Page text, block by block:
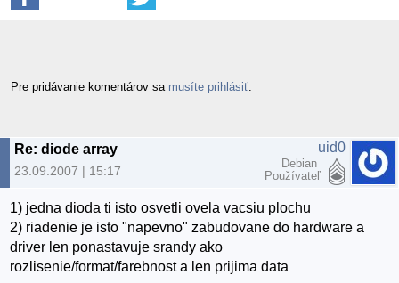
Pre pridávanie komentárov sa musíte prihlásiť
Re: diode array
23.09.2007 | 15:17
uid0
Debian
Používateľ
1) jedna dioda ti isto osvetli ovela vacsiu plochu
2) riadenie je isto "napevno" zabudovane do hardware a
driver len ponastavuje srandy ako
rozlisenie/format/farebnost a len prijima data